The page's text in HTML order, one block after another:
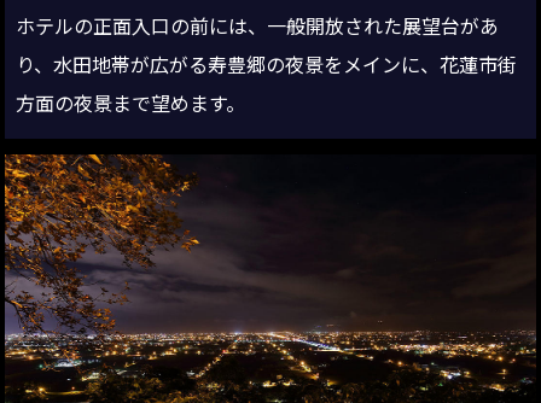
ホテルの正面入口の前には、一般開放された展望台があ
り、水田地帯が広がる寿豊郷の夜景をメインに、花蓮市街
方面の夜景まで望めます。